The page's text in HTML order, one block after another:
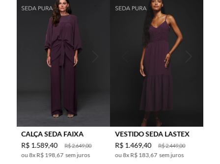
CALÇA SEDA FAIXA
R$2.649,00
R$ 1.589,40
8x R$ 198,67 sem juros
VESTIDO SEDA LASTEX
R$2.449,00
R$ 1.469,40
8x R$ 183,67 sem juros